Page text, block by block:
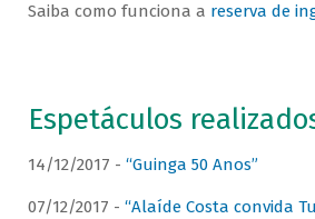
Saiba como funciona a reserva de
Espetáculos
14/12/2017 - “Guinga 50 Anos”
07/12/2017 - “Alaíde Costa convida